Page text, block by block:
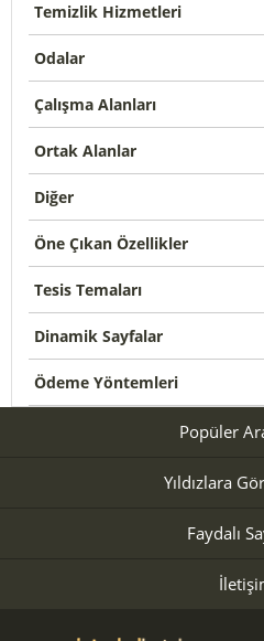
Temizlik Hizmetleri
Odalar
Çalışma Alanları
Ortak Alanlar
Diğer
Öne Çıkan Özellikler
Tesis Temaları
Dinamik Sayfalar
Ödeme Yöntemleri
Popüler
Yıldızlara
Faydalı